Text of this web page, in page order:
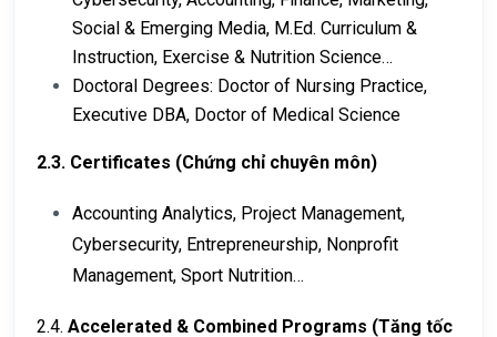
Social & Emerging Media, M.Ed. Curriculum &
Instruction, Exercise & Nutrition Science…
Doctoral Degrees: Doctor of Nursing Practice,
Executive DBA, Doctor of Medical Science
2.3. Certificates (Chứng chỉ chuyên môn)
Accounting Analytics, Project Management,
Cybersecurity, Entrepreneurship, Nonprofit
Management, Sport Nutrition…
2.4. Accelerated & Combined Programs (Tăng tốc